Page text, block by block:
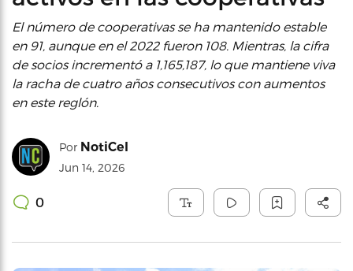
El número de cooperativas se ha mantenido estable
en 91, aunque en el 2022 fueron 108. Mientras, la cifra
de socios incrementó a 1,165,187, lo que mantiene viva
la racha de cuatro años consecutivos con aumentos
en este reglón.
Por NotiCel
Jun 14, 2026
0